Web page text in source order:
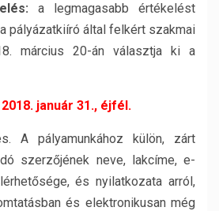
a legmagasabb értékelést
pályázatkiíró által felkért szakmai
március 20-án választja ki a
2018. január 31., éjfél.
A pályamunkához külön, zárt
szerzőjének neve, lakcíme, e-
és nyilatkozata arról,
és elektronikusan még